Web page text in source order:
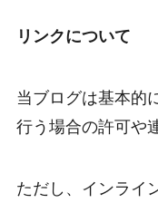
リンクについて
当ブログは基本的
行う場合の許可や
ただし、インライ